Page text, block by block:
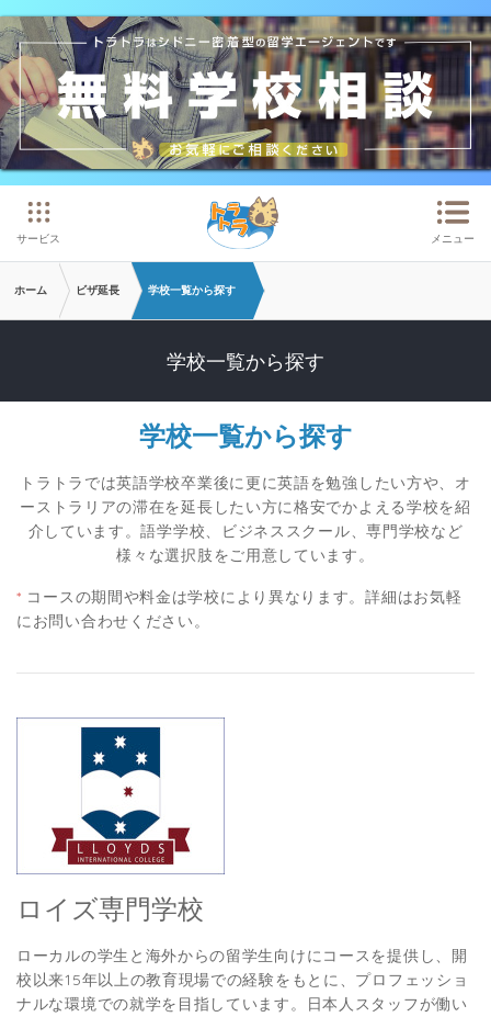
メインコンテンツへスキップ
サービス メニュー
ホーム ビザ延長 学校一覧から探す
学校一覧から探す
学校一覧から探す
トラトラでは英語学校卒業後に更に英語を勉強したい方や、オ
ーストラリアの滞在を延長したい方に格安でかよえる学校を紹
介しています。語学学校、ビジネススクール、専門学校など
様々な選択肢をご用意しています。
* コースの期間や料金は学校により異なります。詳細はお気軽
にお問い合わせください。
ロイズ専門学校
ローカルの学生と海外からの留学生向けにコースを提供し、開
校以来15年以上の教育現場での経験をもとに、プロフェッショ
ナルな環境での就学を目指しています。日本人スタッフが働い